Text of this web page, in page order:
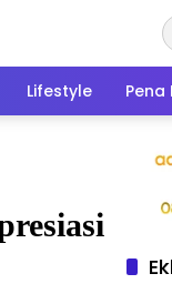
Lifestyle Pena